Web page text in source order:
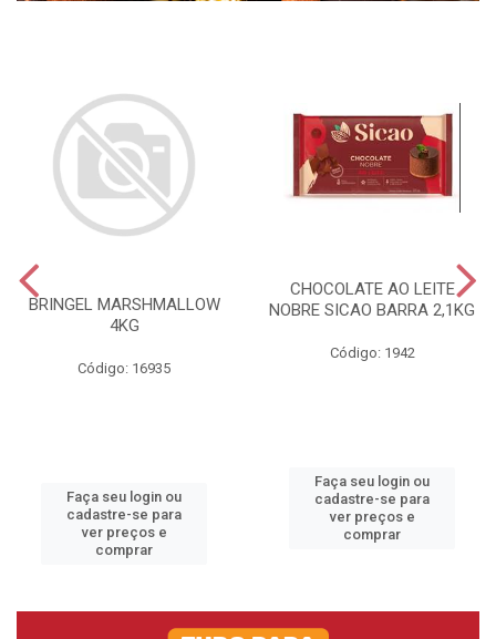
BRINGEL MARSHMALLOW
4KG
Código: 16935
Faça seu login ou
cadastre-se para
ver preços e
comprar
CHOCOLATE AO LEITE
NOBRE SICAO BARRA 2,1KG
Código: 1942
Faça seu login ou
cadastre-se para
ver preços e
comprar